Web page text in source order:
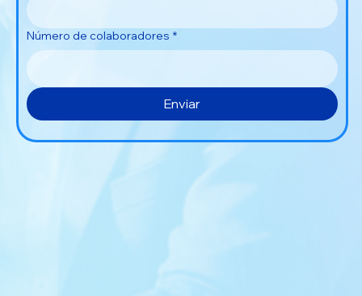
Número de colaboradores *
Enviar